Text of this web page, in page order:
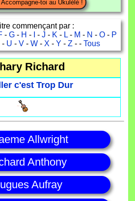
commençant par :
- G- H - - J - K - L- M - N - O- P
- U -V -W - X -Y -Z - -Tous
Richard
c'est Trop Dur
Allwright
Anthony
Aufray